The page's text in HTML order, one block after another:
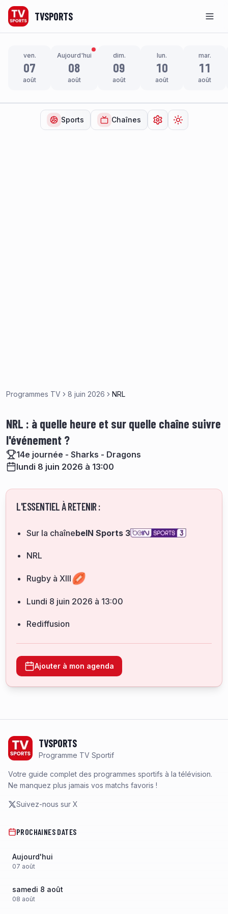
TVSPORTS
ven.
07
août
Aujourd'hui
08
août
dim.
09
août
lun.
10
août
mar.
11
août
Sports Chaînes Ouvrir lesChanger de
Programmes TV 8 juin 2026 NRL
NRL : à quelle heure et sur quelle chaîne suivre
l'événement ?
14e journée - Sharks - Dragons
lundi 8 juin 2026 à 13:00
L'ESSENTIEL À RETENIR :
Sur la chaînebeIN Sports 3
NRL
Rugby à XIII
lundi 8 juin 2026 à 13:00
Rediffusion
Ajouter à mon agenda
TVSPORTS
Programme TV Sportif
Votre guide complet des programmes sportifs à la télévision.
Ne manquez plus jamais vos matchs favoris !
Suivez-nous sur X
PROCHAINES DATES
Aujourd'hui
07 août
samedi 8 août
08 août